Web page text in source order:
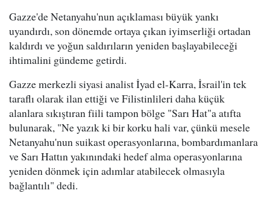
Gazze'de Netanyahu'nun açıklaması büyük yankı
uyandırdı, son dönemde ortaya çıkan iyimserliği ortadan
kaldırdı ve yoğun saldırıların yeniden başlayabileceği
ihtimalini gündeme getirdi.
Gazze merkezli siyasi analist İyad el-Karra, İsrail'in tek
taraflı olarak ilan ettiği ve Filistinlileri daha küçük
alanlara sıkıştıran fiili tampon bölge "Sarı Hat"a atıfta
bulunarak, "Ne yazık ki bir korku hali var, çünkü mesele
Netanyahu'nun suikast operasyonlarına, bombardımanlara
ve Sarı Hattın yakınındaki hedef alma operasyonlarına
yeniden dönmek için adımlar atabilecek olmasıyla
bağlantılı" dedi.